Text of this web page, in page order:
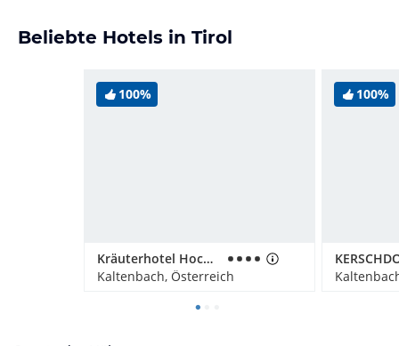
Beliebte Hotels in Tirol
100%
Kräuterhotel Hochzillertal
Kaltenbach, Österreich
100%